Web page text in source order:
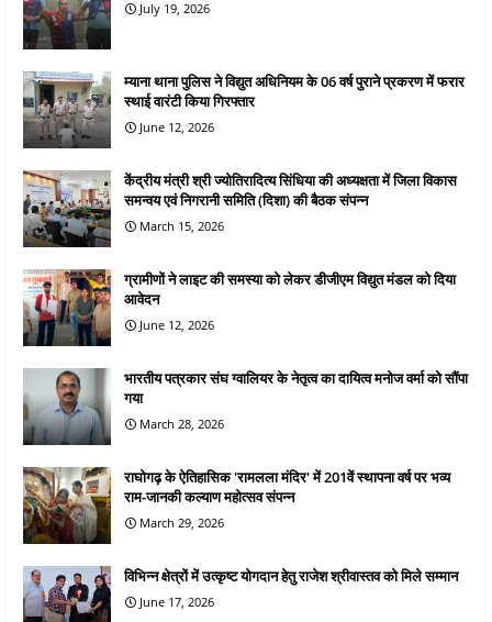
July 19, 2026
म्याना थाना पुलिस ने विद्युत अधिनियम के 06 वर्ष पुराने प्रकरण में फरार
स्थाई वारंटी किया गिरफ्तार
June 12, 2026
केंद्रीय मंत्री श्री ज्योतिरादित्य सिंधिया की अध्यक्षता में जिला विकास
समन्वय एवं निगरानी समिति (दिशा) की बैठक संपन्न
March 15, 2026
ग्रामीणों ने लाइट की समस्या को लेकर डीजीएम विद्युत मंडल को दिया
आवेदन
June 12, 2026
भारतीय पत्रकार संघ ग्वालियर के नेतृत्व का दायित्व मनोज वर्मा को सौंपा
गया
March 28, 2026
राघोगढ़ के ऐतिहासिक 'रामलला मंदिर' में 201वें स्थापना वर्ष पर भव्य
राम-जानकी कल्याण महोत्सव संपन्न
March 29, 2026
विभिन्न क्षेत्रों में उत्कृष्ट योगदान हेतु राजेश श्रीवास्तव को मिले सम्मान
June 17, 2026